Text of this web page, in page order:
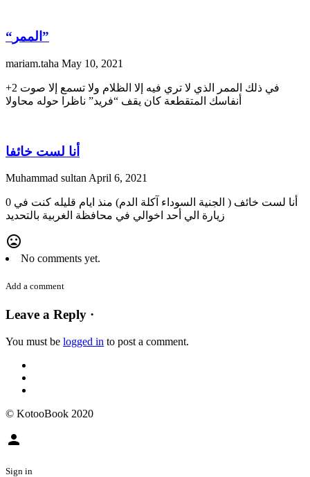
“الممر”
mariam.taha May 10, 2021
+2 في ذلك الممر الذي لا تري فيه إلا الظلام ولا تسمع إلا صوت
أنفاسك المتقطعة كان يقف “فريد” ناظرا حوله محاولا
أنا لست خائفا
Muhammad sultanApril 6, 2021
0 أنا لست خائف ( الجنية السوداء آكلة الدم) منذ ايام قليله كنت في
زيارة الي أحد اخوالي في محافظة الغربية بالتحديد
mood_bad
No comments yet.
Add a comment
Leave a Reply ·
You must be logged in to post a comment.
© KotooBook 2020
person
Sign in